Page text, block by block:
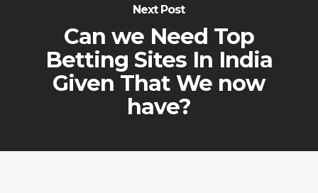
Next Post
Can we Need Top
Betting Sites In India
Given That We now
have?